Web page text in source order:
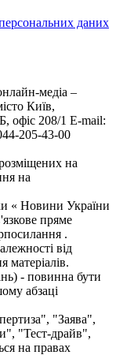
даних
медіа –
Київ,
208/1 E-mail:
205-43-00
на
на
« Новини України
пряме
.
від
матеріалів.
- повинна бути
абзаці
"Заява",
"Тест-драйв",
на правах